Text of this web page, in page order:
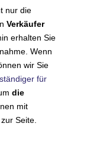
nur die
Verkäufer
erhalten Sie
Wenn
wir Sie
für
die
mit
Seite.